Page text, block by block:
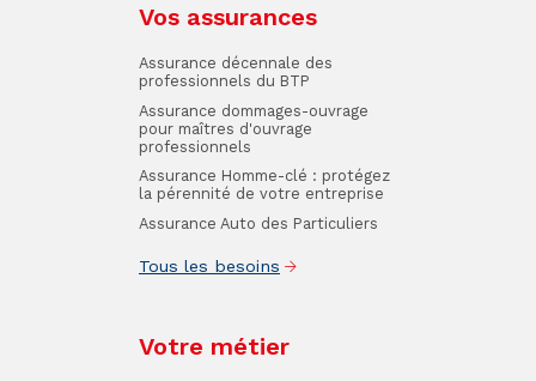
Vos assurances
Assurance décennale des
professionnels du BTP
Assurance dommages-ouvrage
pour maîtres d'ouvrage
professionnels
Assurance Homme-clé : protégez
la pérennité de votre entreprise
Assurance Auto des Particuliers
Tous les besoins
Votre métier